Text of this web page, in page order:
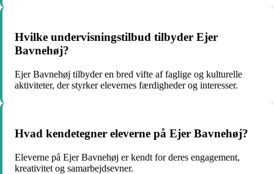
Hvilke undervisningstilbud tilbyder Ejer
Bavnehøj?
Ejer Bavnehøj tilbyder en bred vifte af faglige og kulturelle
aktiviteter, der styrker elevernes færdigheder og interesser.
Hvad kendetegner eleverne på Ejer Bavnehøj?
Eleverne på Ejer Bavnehøj er kendt for deres engagement,
kreativitet og samarbejdsevner.